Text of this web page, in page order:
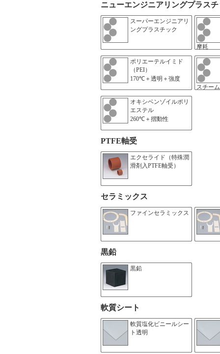
ニューエンジニアリングプラス
スーパーエンジニアリ
ングプラスチック
摩耗
ポリエーテルイミド
（PEI）
170℃＋透明＋強度
スチーム
オキシベンゾイルポリ
エステル
260℃＋摺動性
PTFE軸受
エクセライド（特殊潤
滑剤入PTFE軸受）
セラミックス
ファインセラミックス
黒鉛
黒鉛
軟質シート
軟質塩化ビニールシー
ト透明